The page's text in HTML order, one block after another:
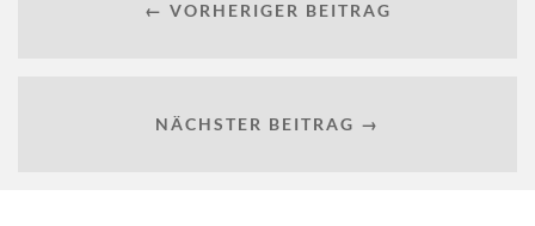
← VORHERIGER BEITRAG
NÄCHSTER BEITRAG →